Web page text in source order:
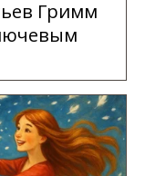
Гримм